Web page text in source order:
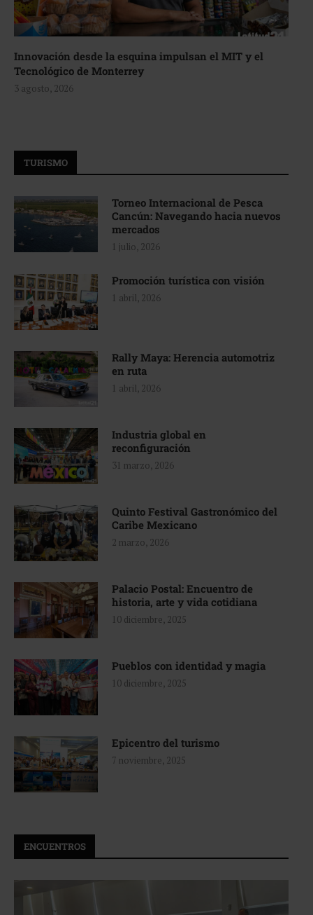
Innovación desde la esquina impulsan el MIT y el
Tecnológico de Monterrey
3 agosto, 2026
TURISMO
Torneo Internacional de Pesca
Cancún: Navegando hacia nuevos
mercados
1 julio, 2026
Promoción turística con visión
1 abril, 2026
Rally Maya: Herencia automotriz
en ruta
1 abril, 2026
Industria global en
reconfiguración
31 marzo, 2026
Quinto Festival Gastronómico del
Caribe Mexicano
2 marzo, 2026
Palacio Postal: Encuentro de
historia, arte y vida cotidiana
10 diciembre, 2025
Pueblos con identidad y magia
10 diciembre, 2025
Epicentro del turismo
7 noviembre, 2025
ENCUENTROS